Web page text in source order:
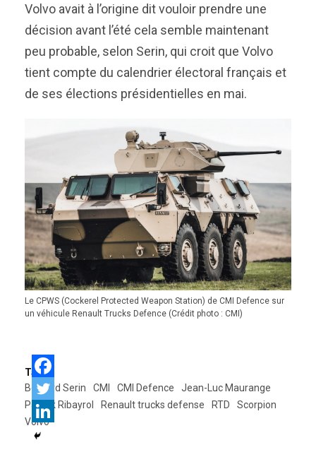
Volvo avait à l’origine dit vouloir prendre une
décision avant l’été cela semble maintenant
peu probable, selon Serin, qui croit que Volvo
tient compte du calendrier électoral français et
de ses élections présidentielles en mai.
Le CPWS (Cockerel Protected Weapon Station) de CMI Defence sur
un véhicule Renault Trucks Defence (Crédit photo : CMI)
Tags:
Bernard Serin
CMI CMI Defence
Jean-Luc Maurange
Patrick Ribayrol
Renault trucks defense RTD
Scorpion
Volvo